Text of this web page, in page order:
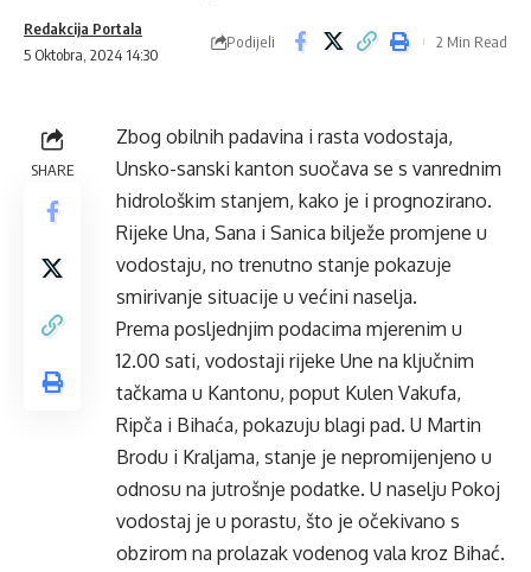
5 Oktobra, 2024 14:30
Redakcija Portala
Podijeli 2 Min Read
SHARE
Zbog obilnih padavina i rasta vodostaja,
Unsko-sanski kanton suočava se s vanrednim
hidrološkim stanjem, kako je i prognozirano.
Rijeke Una, Sana i Sanica bilježe promjene u
vodostaju, no trenutno stanje pokazuje
smirivanje situacije u većini naselja.
Prema posljednjim podacima mjerenim u
12.00 sati, vodostaji rijeke Une na ključnim
tačkama u Kantonu, poput Kulen Vakufa,
Ripča i Bihaća, pokazuju blagi pad. U Martin
Brodu i Kraljama, stanje je nepromijenjeno u
odnosu na jutrošnje podatke. U naselju Pokoj
vodostaj je u porastu, što je očekivano s
obzirom na prolazak vodenog vala kroz Bihać.